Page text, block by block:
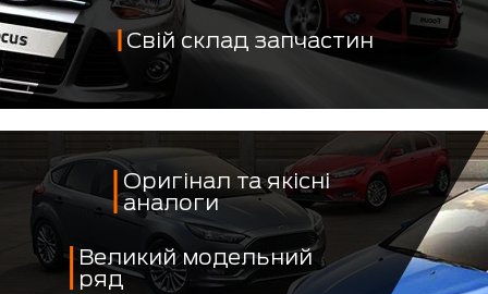
Свій склад запчастин
Оригінал та якісні
аналоги
Великий модельний
ряд